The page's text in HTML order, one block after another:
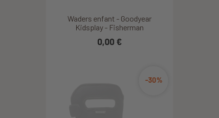
Waders enfant - Goodyear
Kidsplay - Fisherman
0,00 €
-30%